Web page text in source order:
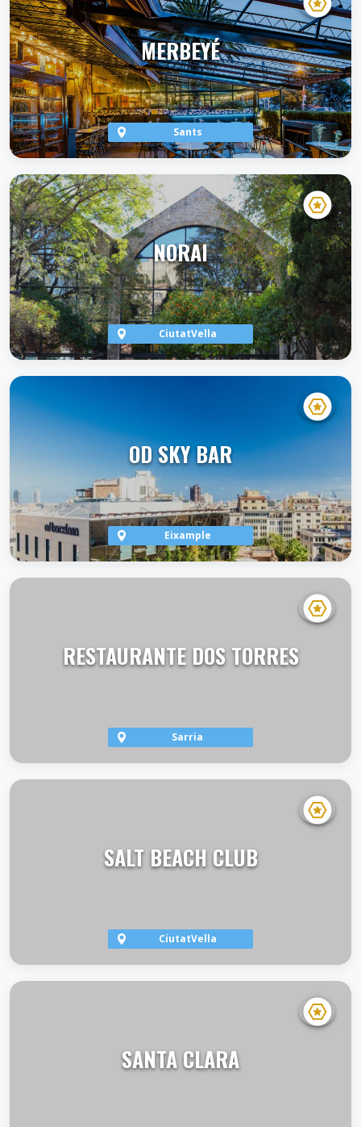
MERBEYÉ
Sants
VER TERRAZA
NORAI
CiutatVella
OD SKY BAR
Eixample
RESTAURANTE DOS TORRES
Sarria
SALT BEACH CLUB
CiutatVella
SANTA CLARA